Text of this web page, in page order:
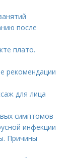
после
плато.
рекомендации
для лица
симптомов
инфекции
Причины